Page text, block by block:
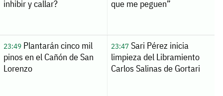
inhibir y callar?
que me peguen”
23:49Plantarán cinco mil
pinos en el Cañón de San
Lorenzo
23:47Sari Pérez inicia
limpieza del Libramiento
Carlos Salinas de Gortari